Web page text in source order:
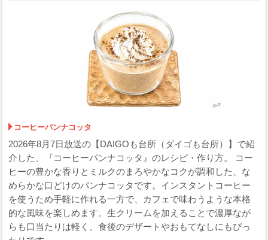
コーヒーパンナコッタ
2026年8月7日放送の【DAIGOも台所（ダイゴも台所）】で紹
介した、『コーヒーパンナコッタ』のレシピ・作り方。 コー
ヒーの豊かな香りとミルクのまろやかなコクが調和した、な
めらかな口どけのパンナコッタです。インスタントコーヒー
を使うため手軽に作れる一方で、カフェで味わうような本格
的な風味を楽しめます。生クリームを加えることで濃厚なが
らも口当たりは軽く、食後のデザートやおもてなしにもぴっ